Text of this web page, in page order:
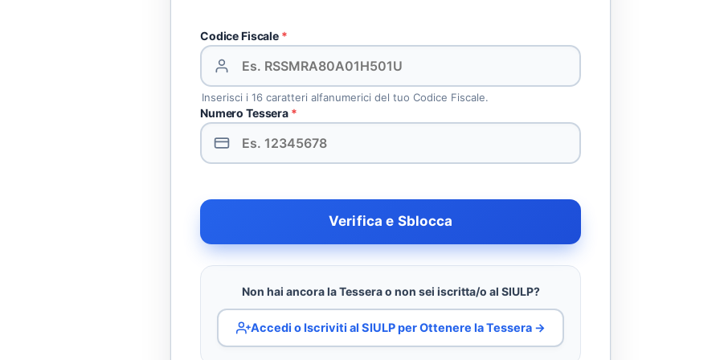
Codice Fiscale *
Inserisci i 16 caratteri alfanumerici del tuo Codice Fiscale.
Numero Tessera *
Verifica e Sblocca
Non hai ancora la Tessera o non sei iscritta/o al SIULP?
Accedi o Iscriviti al SIULP per Ottenere la Tessera →